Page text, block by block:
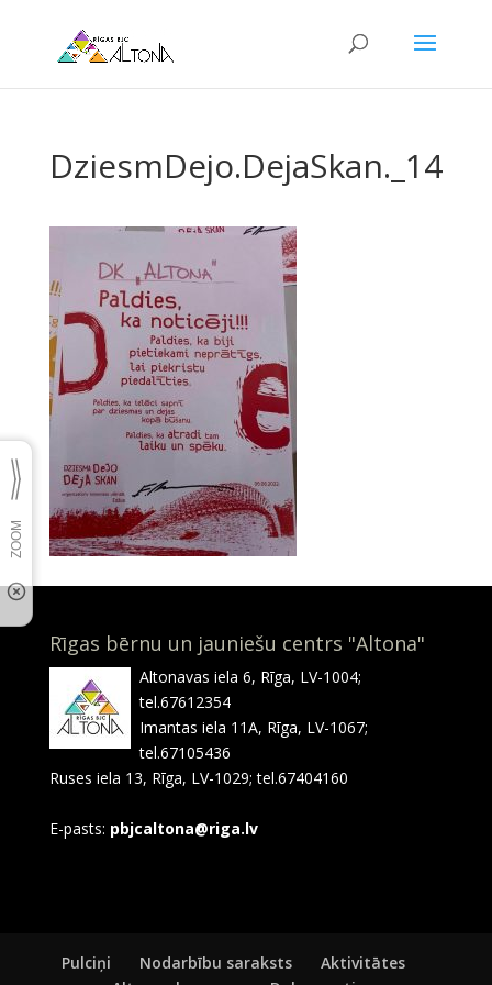
DziesmDejo.DejaSkan._14
Rīgas bērnu un jauniešu centrs "Altona"
Altonavas iela 6, Rīga, LV-1004;
tel.67612354
Imantas iela 11A, Rīga, LV-1067;
tel.67105436
Ruses iela 13, Rīga, LV-1029; tel.67404160
E-pasts: pbjcaltona@riga.lv
Pulciņi Nodarbību saraksts
Aktivitātes